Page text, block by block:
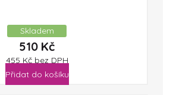
Skladem
510 Kč
455 Kč bez DPH
Přidat do košíku